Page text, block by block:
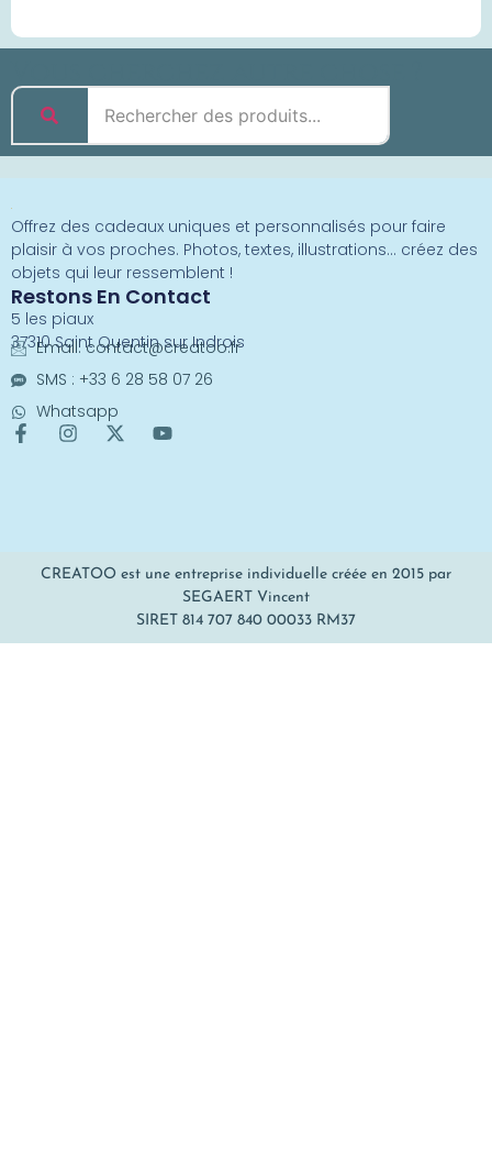
Offrez des cadeaux uniques et personnalisés pour faire
plaisir à vos proches. Photos, textes, illustrations… créez des
objets qui leur ressemblent !
Restons En Contact
5 les piaux
37310 Saint Quentin sur Indrois
Email:contact@creatoo.fr
SMS : +33 6 28 58 07 26
Whatsapp
CREATOO est une entreprise individuelle créée en 2015 par
SEGAERT Vincent
SIRET 814 707 840 00033 RM37